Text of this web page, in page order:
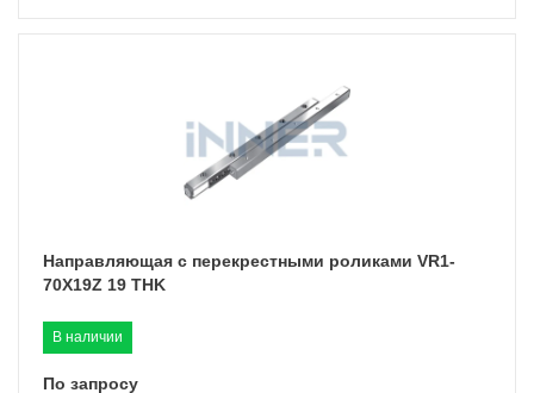
Направляющая с перекрестными роликами VR1-
70X19Z 19 THK
В наличии
По запросу